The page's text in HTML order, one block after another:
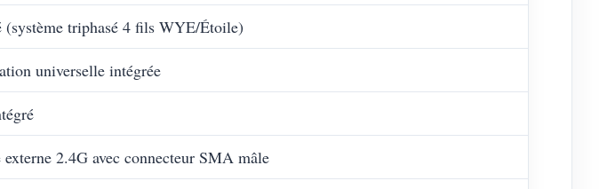
(système triphasé 4 fils WYE/Étoile)
universelle intégrée
2.4G avec connecteur SMA mâle